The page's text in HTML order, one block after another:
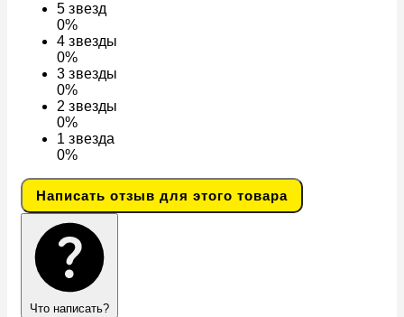
5звезд
0%
4звезды
0%
3звезды
0%
2звезды
0%
1звезда
0%
Написать отзыв для этого товара
Что написать?